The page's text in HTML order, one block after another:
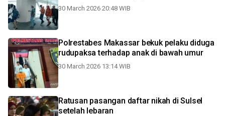
30 March 2026 20:48 WIB
Polrestabes Makassar bekuk pelaku diduga
rudupaksa terhadap anak di bawah umur
30 March 2026 13:14 WIB
Ratusan pasangan daftar nikah di Sulsel
setelah lebaran